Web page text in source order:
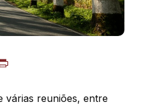
várias reuniões, entre